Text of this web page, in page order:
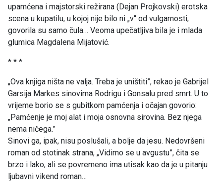
upamćena i majstorski režirana (Dejan Projkovski) erotska
scena u kupatilu, u kojoj nije bilo ni „v“ od vulgarnosti,
govorila su samo čula… Veoma upečatljiva bila je i mlada
glumica Magdalena Mijatović.
* * *
„Ova knjiga ništa ne valja. Treba je uništiti”, rekao je Gabrijel
Garsija Markes sinovima Rodrigu i Gonsalu pred smrt. U to
vrijeme borio se s gubitkom pamćenja i očajan govorio:
„Pamćenje je moj alat i moja osnovna sirovina. Bez njega
nema ničega.”
Sinovi ga, ipak, nisu poslušali, a bolje da jesu. Nedovršeni
roman od stotinak strana, „Vidimo se u avgustu”, čita se
brzo i lako, ali se povremeno ima utisak kao da je u pitanju
ljubavni vikend roman…